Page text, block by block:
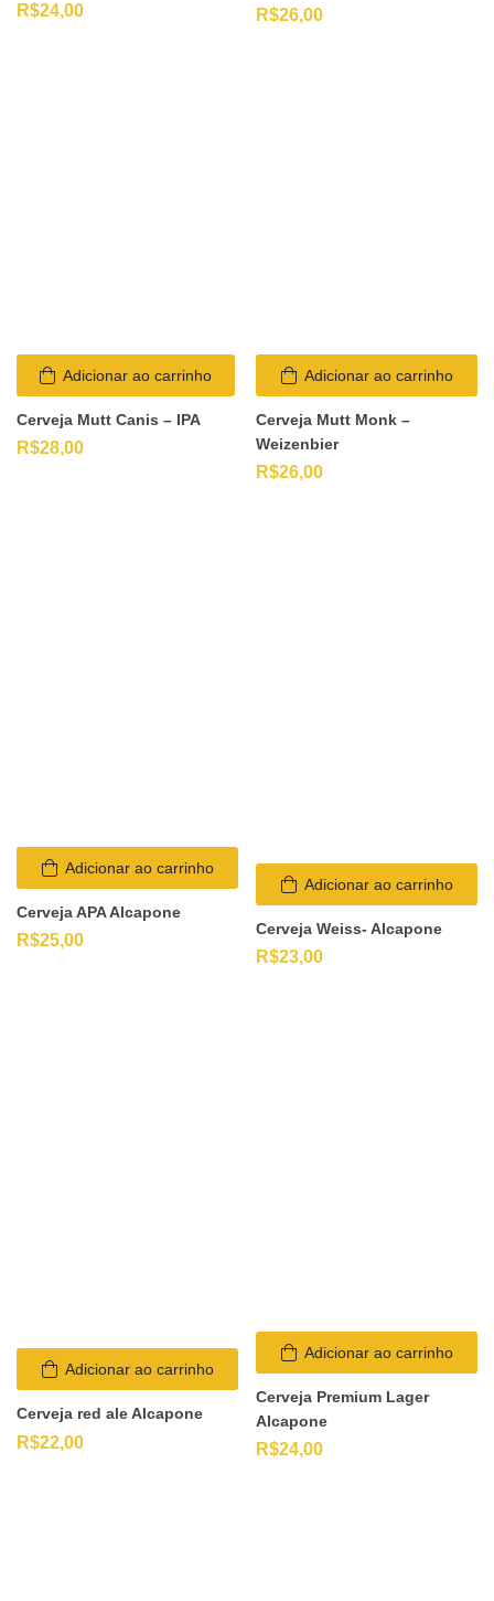
R$24,00 R$26,00
Adicionar ao carrinho
Cerveja Mutt Canis – IPA
R$28,00
Adicionar ao carrinho
Cerveja Mutt Monk –
Weizenbier
R$26,00
Adicionar ao carrinho
Cerveja APA Alcapone
R$25,00
Adicionar ao carrinho
Cerveja Weiss- Alcapone
R$23,00
Adicionar ao carrinho
Cerveja red ale Alcapone
R$22,00
Adicionar ao carrinho
Cerveja Premium Lager
Alcapone
R$24,00